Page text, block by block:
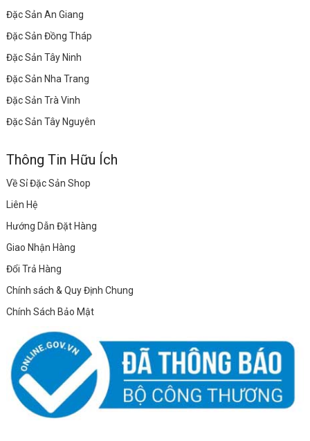
Đặc Sản An Giang
Đặc Sản Đồng Tháp
Đặc Sản Tây Ninh
Đặc Sản Nha Trang
Đặc Sản Trà Vinh
Đặc Sản Tây Nguyên
Thông Tin Hữu Ích
Về Sỉ Đặc Sản Shop
Liên Hệ
Hướng Dẫn Đặt Hàng
Giao Nhận Hàng
Đổi Trả Hàng
Chính sách & Quy Định Chung
Chính Sách Bảo Mật